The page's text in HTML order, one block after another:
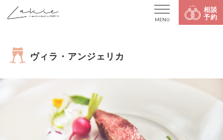
相談
予約
MENU
ヴィラ・アンジェリカ